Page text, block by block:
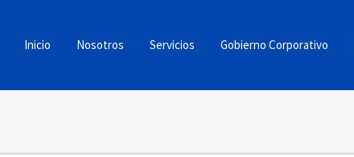
Inicio Nosotros Servicios Gobierno Corporativo